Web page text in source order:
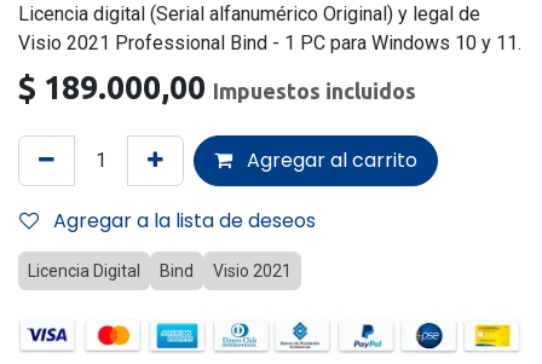
Licencia digital (Serial alfanumérico Original) y legal de
Visio 2021 Professional Bind - 1 PC para Windows 10 y 11.
$ 189.000,00 Impuestos incluidos
Agregar al carrito
Agregar a la lista de deseos
Licencia Digital Bind Visio 2021